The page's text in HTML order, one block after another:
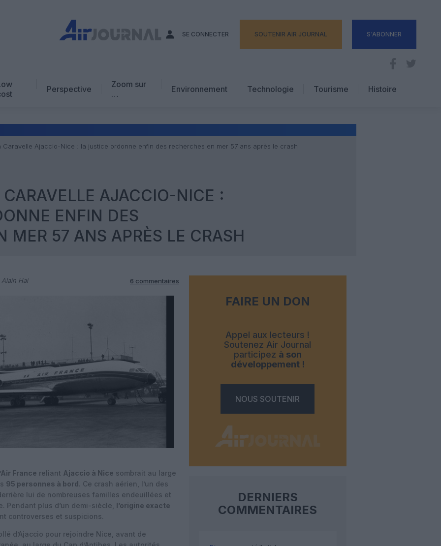
SE CONNECTER SOUTENIR AIR JOURNAL S'ABONNER
Perspective
Zoom sur
…
Avis d’expert
Environnement Technologie
Tourisme
Hôtellerie
Histoire
Caravelle Ajaccio-Nice : la justice ordonne enfin des recherches en mer 57 ans après le crash
AJACCIO-NICE :
ENFIN DES
MER 57 ANS APRÈS LE CRASH
Alain Hai 6 commentaires
France reliant Ajaccio à Nice sombrait au large
95 personnes à bord. Ce crash aérien, l’un des
lui de nombreuses familles endeuillées et
Pendant plus d’un demi-siècle, l’origine exacte
controverses et suspicions.
d’Ajaccio pour rejoindre Nice, avant de
FAIRE UN DON
Appel aux lecteurs !
Soutenez Air Journal
participez à son
développement !
NOUS SOUTENIR
DERNIERS
COMMENTAIRES